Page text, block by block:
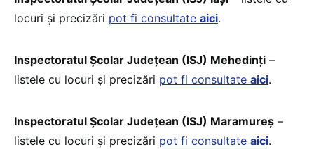
locuri și precizări pot fi consultate aici.
Inspectoratul Școlar Județean (ISJ) Mehedinţi –
listele cu locuri și precizări pot fi consultate aici.
Inspectoratul Școlar Județean (ISJ) Maramureş –
listele cu locuri și precizări pot fi consultate aici.